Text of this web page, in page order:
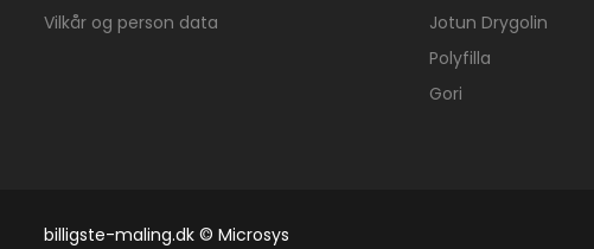
Vilkår og person data
Jotun Drygolin
Polyfilla
Gori
billigste-maling.dk © Microsys